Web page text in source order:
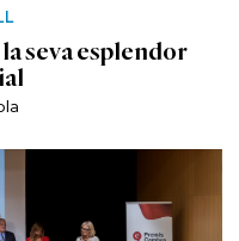
seva esplendor